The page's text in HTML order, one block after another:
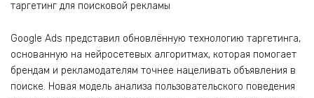
Google Ads представил обновлённую технологию таргетинга,
основанную на нейросетевых алгоритмах, которая помогает
брендам и рекламодателям точнее нацеливать объявления в
поиске. Новая модель анализа пользовательского поведения